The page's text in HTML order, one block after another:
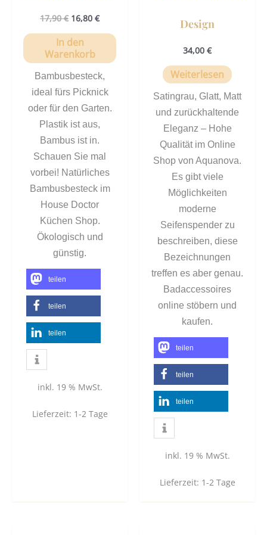
17,90€ 16,80 €
In den
Warenkorb
Bambusbesteck,
ideal fürs Picknick
oder für den Garten.
Plastik ist aus,
Bambus ist in.
Schauen Sie mal
vorbei! Natürliches
Bambusbesteck im
House Doctor
Küchen Shop.
Ökologisch und
günstig.
teilen
teilen
teilen
inkl. 19 % MwSt.
Lieferzeit: 1-2 Tage
Design
34,00 €
Weiterlesen
Satingrau, Glatt, Matt
und zurückhaltende
Eleganz – Hohe
Qualität im Online
Shop von Aquanova.
Es gibt viele
Möglichkeiten
moderne
Seifenspender zu
beschreiben, diese
Bezeichnungen
treffen es aber genau.
Badaccessoires
online stöbern und
kaufen.
teilen
teilen
teilen
inkl. 19 % MwSt.
Lieferzeit: 1-2 Tage